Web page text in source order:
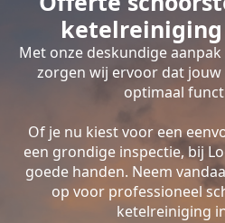
Met onze deskundige
zorgen wij ervoor dat
optimaal
Of je nu kiest voor een
een grondige inspectie, bij
goede handen. Neem
op voor professioneel
ketelreiniging